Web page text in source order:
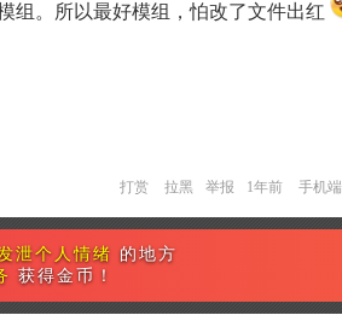
组。所以最好模组，怕改了文件出红
打赏 拉黑 举报 1年前 手机端
泄个人情绪 的地方
获得金币！